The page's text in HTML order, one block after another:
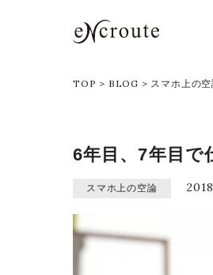
TOP > BLOG > スマホ上の空
6年目、7年目で
スマホ上の空論